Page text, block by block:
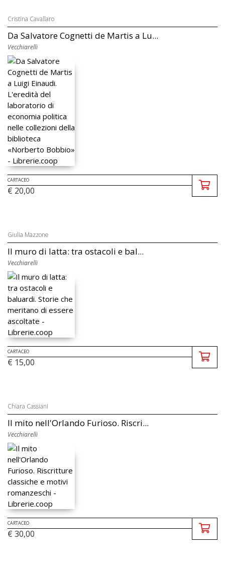
Cristina Cavallaro
Da Salvatore Cognetti de Martis a Lu...
Vecchiarelli
CARTACEO
€ 20,00
Giulia Mazzone
Il muro di latta: tra ostacoli e bal...
Vecchiarelli
CARTACEO
€ 15,00
Chiara Cassiani
Il mito nell'Orlando Furioso. Riscri...
Vecchiarelli
CARTACEO
€ 30,00